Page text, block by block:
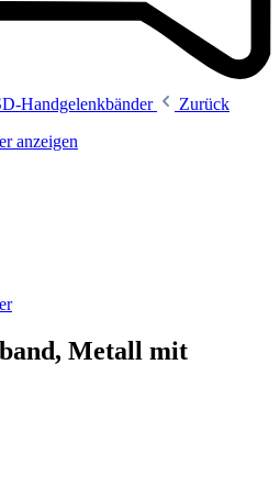
Handgelenkbänder
Zurück
anzeigen
Metall mit